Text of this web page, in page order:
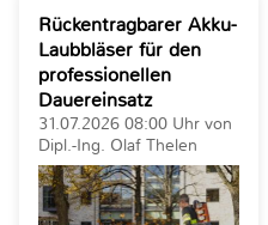
Rückentragbarer Akku-
Laubbläser für den
professionellen
Dauereinsatz
31.07.2026 08:00 Uhr von
Dipl.-Ing. Olaf Thelen